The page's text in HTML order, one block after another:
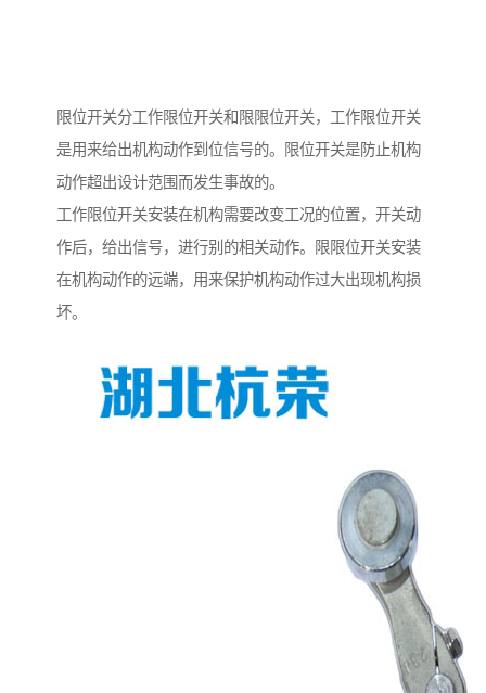
限位开关分工作限位开关和限限位开关，工作限位开关
是用来给出机构动作到位信号的。限位开关是防止机构
动作超出设计范围而发生事故的。
工作限位开关安装在机构需要改变工况的位置，开关动
作后，给出信号，进行别的相关动作。限限位开关安装
在机构动作的远端，用来保护机构动作过大出现机构损
坏。